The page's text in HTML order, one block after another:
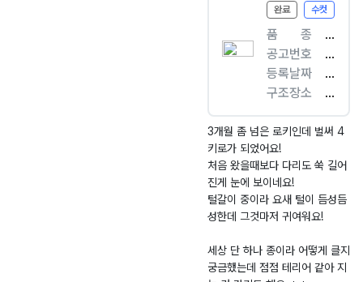
완료 수컷
품ㅤㅤ종
[
개
]
믹
스
견
공고번호
전
북
-
익
산
2
2
-
0
등록날짜
2
0
2
6.
3.
4
구조장소
익
산
시
산
남
리
1
3개월 좀 넘은 로키인데 벌써 4
키로가 되었어요!
처음 왔을때보다 다리도 쑥 길어
진게 눈에 보이네요!
털갈이 중이라 요새 털이 듬성듬
성한데 그것마저 귀여워요!
세상 단 하나 종이라 어떻게 클지
궁금했는데 점점 테리어 같아 지